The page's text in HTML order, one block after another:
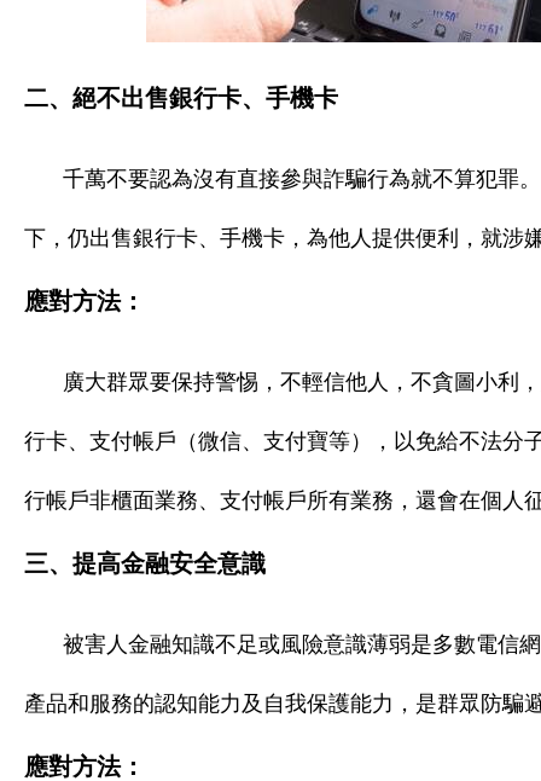
二、絕不出售銀行卡、手機卡
千萬不要認為沒有直接參與詐騙行為就不算犯罪
下，仍出售銀行卡、手機卡，為他人提供便利，就涉
應對方法：
廣大群眾要保持警惕，不輕信他人，不貪圖小利
行卡、支付帳戶（微信、支付寶等），以免給不法分
行帳戶非櫃面業務、支付帳戶所有業務，還會在個人
三、提高金融安全意識
被害人金融知識不足或風險意識薄弱是多數電信
產品和服務的認知能力及自我保護能力，是群眾防騙
應對方法：